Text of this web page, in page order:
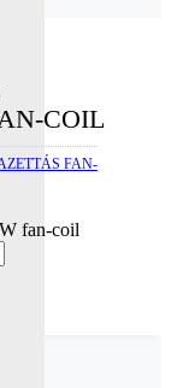
COIL
FAN-
fan-coil